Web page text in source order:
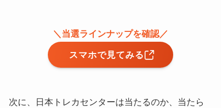
＼当選ラインナップを確認／
スマホで見てみる
次に、日本トレカセンターは当たるのか、当たら